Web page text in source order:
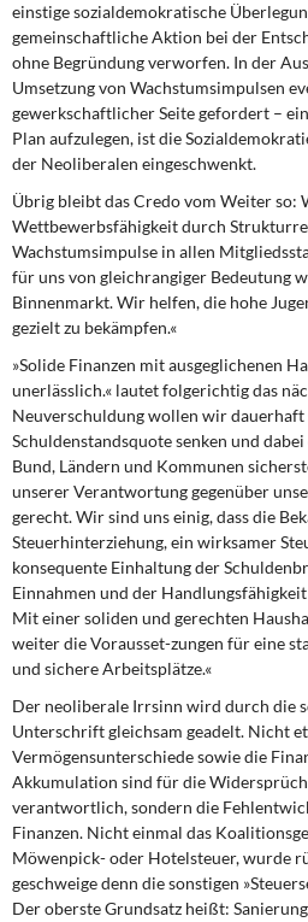
einstige sozialdemokratische
gemeinschaftliche Aktion bei der
ohne Begründung verworfen. In der
Umsetzung von Wachstumsimpulsen
gewerkschaftlicher Seite gefordert –
Plan aufzulegen, ist die
der Neoliberalen eingeschwenkt.
Übrig bleibt das Credo vom Weiter so:
Wettbewerbsfähigkeit durch
Wachstumsimpulse in allen
für uns von gleichrangiger Bedeutung
Binnenmarkt. Wir helfen, die hohe
gezielt zu bekämpfen.«
»Solide Finanzen mit ausgeglichenen
unerlässlich.« lautet folgerichtig das
Neuverschuldung wollen wir dauerhaft
Schuldenstandsquote senken und
Bund, Ländern und Kommunen
unserer Verantwortung gegenüber
gerecht. Wir sind uns einig, dass die
Steuerhinterziehung, ein wirksamer
konsequente Einhaltung der
Einnahmen und der
Mit einer soliden und gerechten
weiter die Vorausset-zungen für eine
und sichere Arbeitsplätze.«
Der neoliberale Irrsinn wird durch die
Unterschrift gleichsam geadelt. Nicht
Vermögensunterschiede sowie die
Akkumulation sind für die
verantwortlich, sondern die
Finanzen. Nicht einmal das
Möwenpick- oder Hotelsteuer, wurde
geschweige denn die sonstigen
Der oberste Grundsatz heißt: